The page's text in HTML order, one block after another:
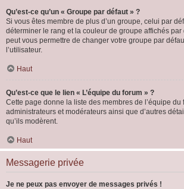
Qu’est-ce qu’un « Groupe par défaut » ?
Si vous êtes membre de plus d’un groupe, celui par
déterminer le rang et la couleur de groupe affichés par
peut vous permettre de changer votre groupe par
l’utilisateur.
Haut
Qu’est-ce que le lien « L’équipe du forum » ?
Cette page donne la liste des membres de l’équipe du
administrateurs et modérateurs ainsi que d’autres
qu’ils modèrent.
Haut
Messagerie privée
Je ne peux pas envoyer de messages privés !